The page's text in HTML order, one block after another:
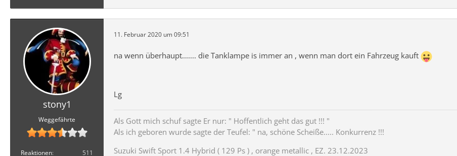
stony1
Weggefährte
Reaktionen
511
11. Februar 2020 um 09:51
na wenn überhaupt....... die Tanklampe is immer an , wenn man dort ein Fahrzeug kauft
Lg
Als Gott mich schuf sagte Er nur: " Hoffentlich geht das gut !!! "
Als ich geboren wurde sagte der Teufel: " na, schöne Scheiße..... Konkurrenz !!!
Suzuki Swift Sport 1.4 Hybrid ( 129 Ps ) , orange metallic , EZ. 23.12.2023